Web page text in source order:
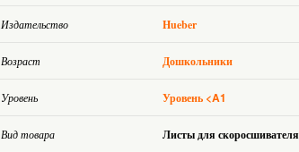
Издательство Hueber
Возраст Дошкольники
Уровень Уровень <A1
Вид товара Листы для скоросшивателя